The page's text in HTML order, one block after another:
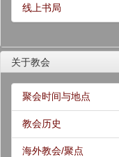
线上书局
关于教会
聚会时间与地点
教会历史
海外教会/聚点